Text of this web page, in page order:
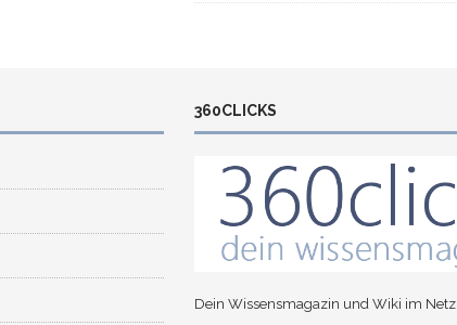
360CLICKS
Dein Wissensmagazin und Wiki im Netz.